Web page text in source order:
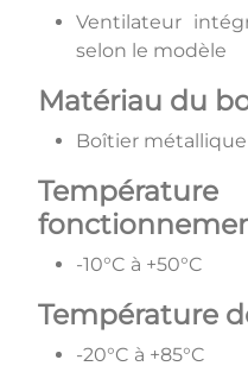
Ventilateur
selon le modèle
Matériau du
Boîtier
-10°C à +50°C
Température
-20°C à +85°C